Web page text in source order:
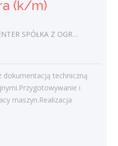
(k/m)
ODPOWIEDZIALNOŚCIĄ
dokumentacją techniczną
i
maszyn.Realizacja